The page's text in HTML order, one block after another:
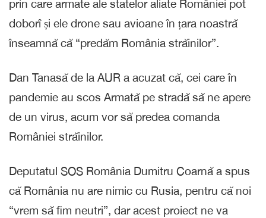
prin care armate ale statelor aliate României pot
doborî și ele drone sau avioane în țara noastră
înseamnă că “predăm România străinilor”.
Dan Tanasă de la AUR a acuzat că, cei care în
pandemie au scos Armată pe stradă să ne apere
de un virus, acum vor să predea comanda
României străinilor.
Deputatul SOS România Dumitru Coarnă a spus
că România nu are nimic cu Rusia, pentru că noi
“vrem să fim neutri”, dar acest proiect ne va